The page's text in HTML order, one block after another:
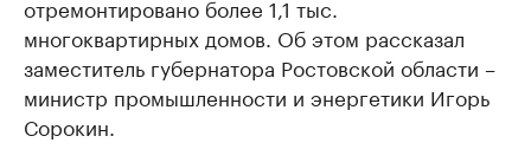
отремонтировано более 1,1 тыс.
многоквартирных домов. Об этом рассказал
заместитель губернатора Ростовской области –
министр промышленности и энергетики Игорь
Сорокин.